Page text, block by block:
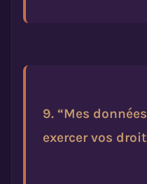
9. “Mes
exercer vos